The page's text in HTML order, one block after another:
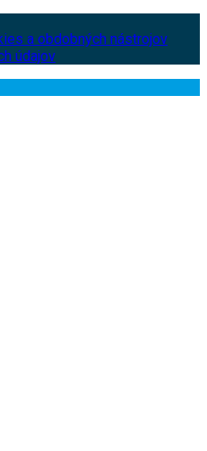
a obdobných nástrojov
údajov